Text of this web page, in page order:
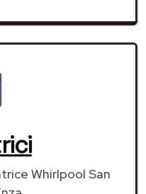
Whirlpool San